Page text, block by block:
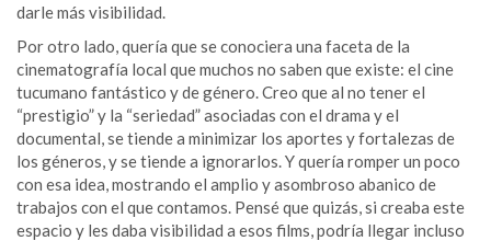
darle más visibilidad.
Por otro lado, quería que se conociera una faceta de la
cinematografía local que muchos no saben que existe: el cine
tucumano fantástico y de género. Creo que al no tener el
“prestigio” y la “seriedad” asociadas con el drama y el
documental, se tiende a minimizar los aportes y fortalezas de
los géneros, y se tiende a ignorarlos. Y quería romper un poco
con esa idea, mostrando el amplio y asombroso abanico de
trabajos con el que contamos. Pensé que quizás, si creaba este
espacio y les daba visibilidad a esos films, podría llegar incluso